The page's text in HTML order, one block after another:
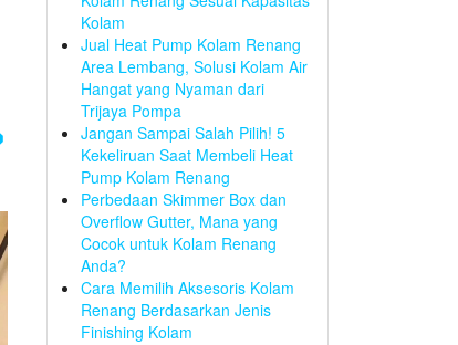
Kolam
Jual Heat Pump Kolam Renang
Area Lembang, Solusi Kolam Air
Hangat yang Nyaman dari
Trijaya Pompa
Jangan Sampai Salah Pilih! 5
Kekeliruan Saat Membeli Heat
Pump Kolam Renang
Perbedaan Skimmer Box dan
Overflow Gutter, Mana yang
Cocok untuk Kolam Renang
Anda?
Cara Memilih Aksesoris Kolam
Renang Berdasarkan Jenis
Finishing Kolam